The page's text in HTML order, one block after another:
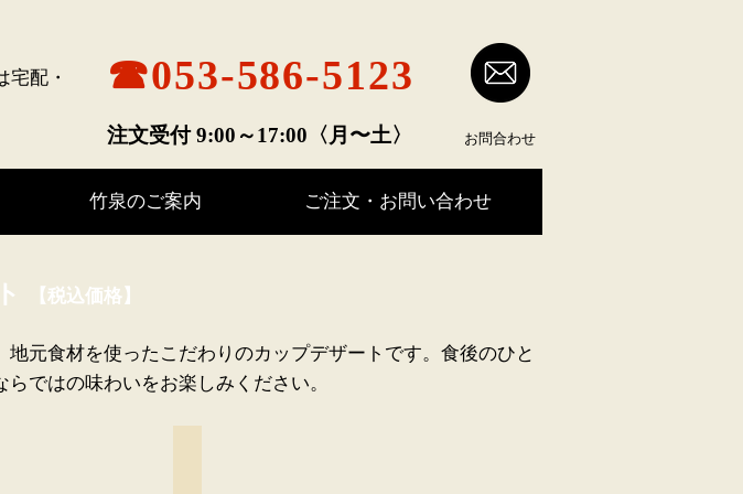
宅配・
☎︎053-586-5123
​お問合わせ
注文受付 9:00～17:00〈月〜土〉
竹泉のご案内 ご注文・お問い合わせ
【税込価格】
地元食材を使ったこだわりのカップデザートです。食後のひと
ではの味わいをお楽しみください。